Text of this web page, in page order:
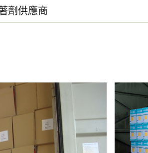
劑供應商